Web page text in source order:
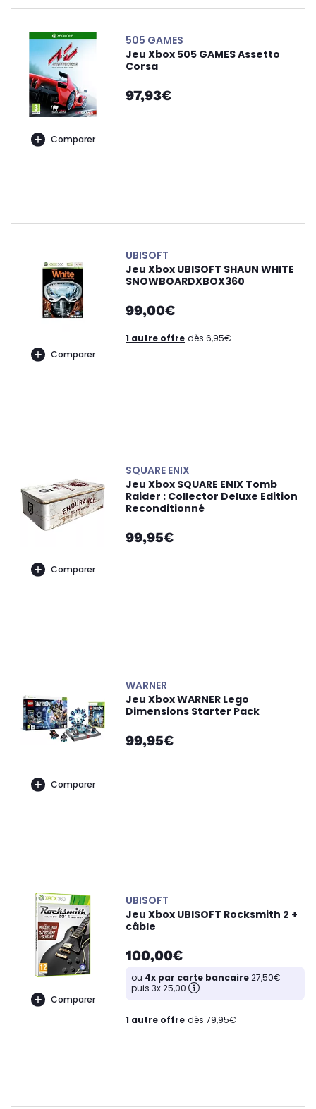
Comparer
505 GAMES
Jeu Xbox 505 GAMES Assetto
Corsa
97,93€
Comparer
UBISOFT
Jeu Xbox UBISOFT SHAUN WHITE
SNOWBOARDXBOX360
99,00€
1 autre offre dès 6,95€
Comparer
SQUARE ENIX
Jeu Xbox SQUARE ENIX Tomb
Raider : Collector Deluxe Edition
Reconditionné
99,95€
Comparer
WARNER
Jeu Xbox WARNER Lego
Dimensions Starter Pack
99,95€
Comparer
UBISOFT
Jeu Xbox UBISOFT Rocksmith 2 +
câble
100,00€
ou 4x par carte bancaire27,50€
puis 3x 25,00
1 autre offre dès 79,95€